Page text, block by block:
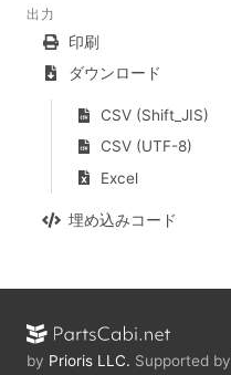
出力
印刷
ダウンロード
CSV (Shift_JIS)
CSV (UTF-8)
Excel
埋め込みコード
by Prioris LLC. Supported by